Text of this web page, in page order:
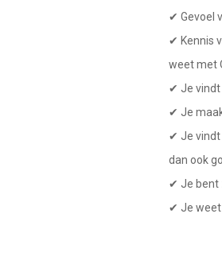
✔ Gevoel
✔ Kennis
weet met
✔ Je vindt
✔ Je
✔ Je vindt
dan ook
✔ Je bent
✔ Je weet